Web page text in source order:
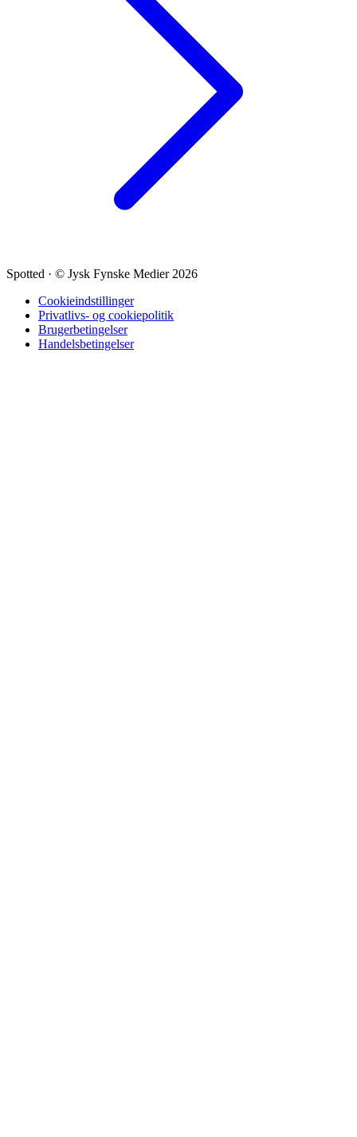
Spotted · © Jysk Fynske Medier 2026
Cookieindstillinger
Privatlivs- og cookiepolitik
Brugerbetingelser
Handelsbetingelser